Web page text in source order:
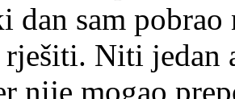
dan sam pobrao
rješiti. Niti jedan
nije mogao